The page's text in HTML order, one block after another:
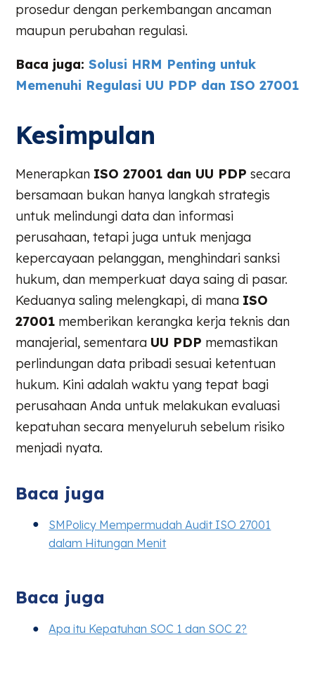
prosedur dengan perkembangan ancaman
maupun perubahan regulasi.
Baca juga:Solusi HRM Penting untuk
Memenuhi Regulasi UU PDP dan ISO 27001
Kesimpulan
Menerapkan ISO 27001 dan UU PDP secara
bersamaan bukan hanya langkah strategis
untuk melindungi data dan informasi
perusahaan, tetapi juga untuk menjaga
kepercayaan pelanggan, menghindari sanksi
hukum, dan memperkuat daya saing di pasar.
Keduanya saling melengkapi, di mana ISO
27001 memberikan kerangka kerja teknis dan
manajerial, sementara UU PDP memastikan
perlindungan data pribadi sesuai ketentuan
hukum. Kini adalah waktu yang tepat bagi
perusahaan Anda untuk melakukan evaluasi
kepatuhan secara menyeluruh sebelum risiko
menjadi nyata.
Baca juga
SMPolicy Mempermudah Audit ISO 27001
dalam Hitungan Menit
Baca juga
Apa itu Kepatuhan SOC 1 dan SOC 2?